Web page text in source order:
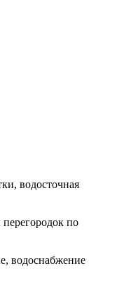
водосточная
по
водоснабжение